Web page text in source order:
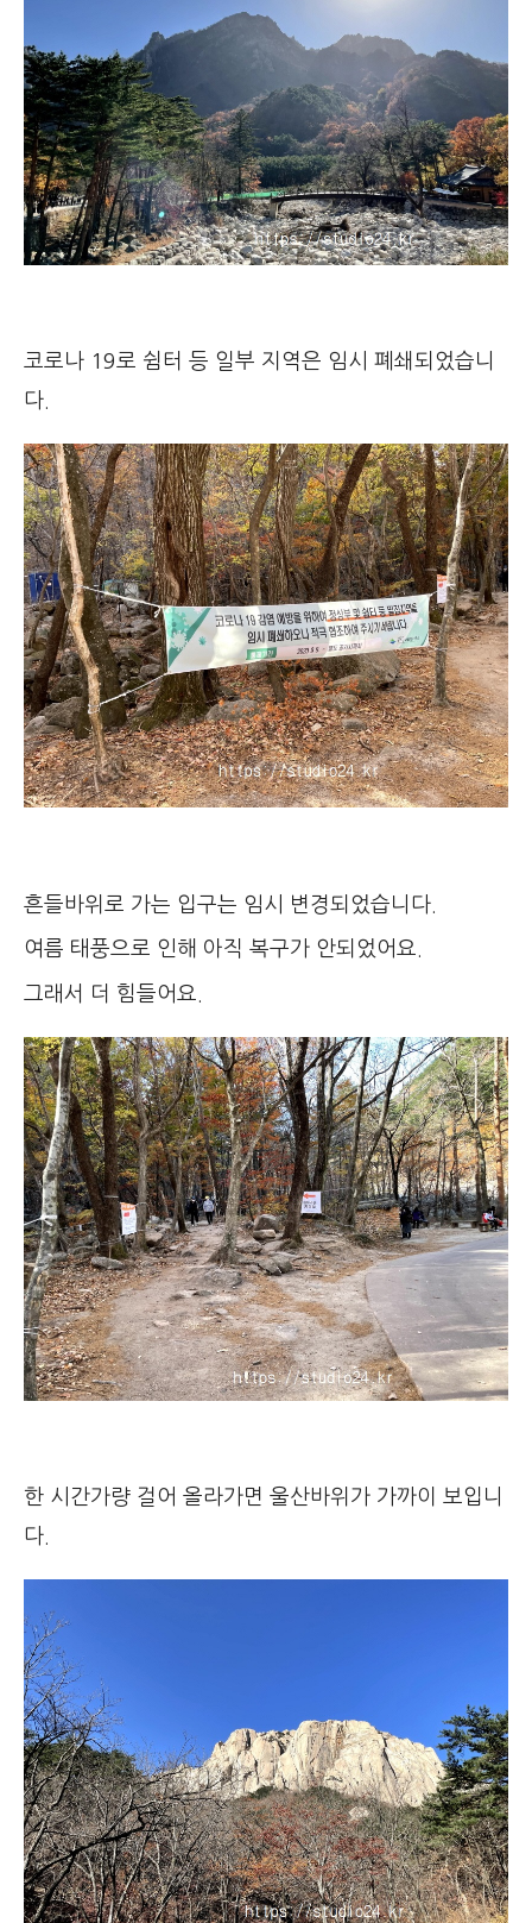
코로나 19로 쉼터 등 일부 지역은 임시 폐쇄되었습니
다.
흔들바위로 가는 입구는 임시 변경되었습니다.
여름 태풍으로 인해 아직 복구가 안되었어요.
그래서 더 힘들어요.
한 시간가량 걸어 올라가면 울산바위가 가까이 보입니
다.